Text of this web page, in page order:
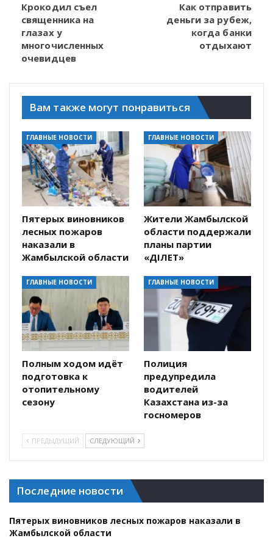
Крокодил съел
священника на
глазах у
многочисленных
очевидцев
Как отправить
деньги за рубеж,
когда банки
отдыхают
Вам также могут понравиться
ГЛАВНЫЕ НОВОСТИ
Пятерых виновников
лесных пожаров
наказали в
Жамбылской области
ГЛАВНЫЕ НОВОСТИ
Жители Жамбылской
области поддержали
планы партии
«ӘДІЛЕТ»
ГЛАВНЫЕ НОВОСТИ
Полным ходом идёт
подготовка к
отопительному
сезону
ГЛАВНЫЕ НОВОСТИ
Полиция
предупредила
водителей
Казахстана из-за
госномеров
ПРЕДЫДУЩИЙ СЛЕДУЮЩИЙ
Последние новости
Пятерых виновников лесных пожаров наказали в
Жамбылской области